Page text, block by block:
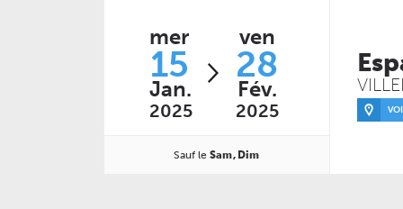
mer
15
Jan.
2025
ven
28
Fév.
2025
Sauf leSam Dim
JEUDI 04 FÉVRIER 2027
CONCERTS
LE NOUVEAU SIÈCLE
Just Play
CONCERTS